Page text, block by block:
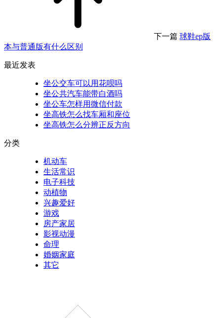
下一篇 球鞋ep版
本与普通版有什么区别
最近发表
坐公交车可以用花呗吗
坐公共汽车能带白酒吗
坐公车怎样用微信付款
坐高铁怎么找车厢和座位
坐高铁怎么分辨正反方向
分类
机动车
生活常识
电子科技
动植物
兴趣爱好
游戏
房产家居
影视动漫
命理
婚姻家庭
其它